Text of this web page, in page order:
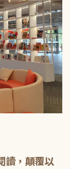
讀，顛覆以